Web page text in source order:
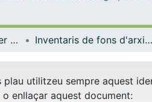
Centre de Recursos per a l'Aprenentatge i la Investigació (CRAI-UB) - Institucional Inventaris de fons d'arxiu i de col·leccions especials (CRAI-UB)
plau utilitzeu sempre aquest
enllaçar aquest document: